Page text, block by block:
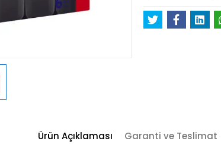
Ürün Açıklaması Garanti ve Teslimat